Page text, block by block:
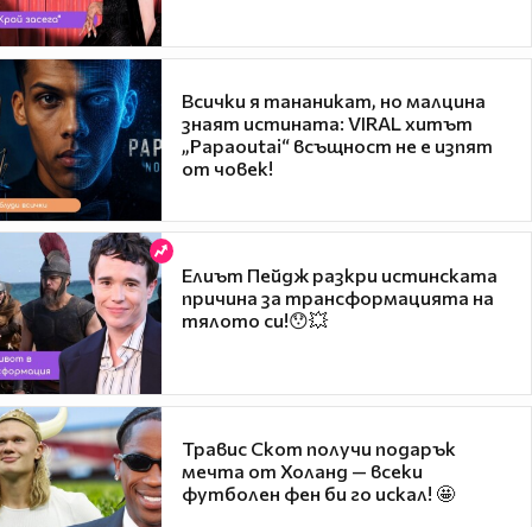
Всички я тананикат, но малцина
знаят истината: VIRAL хитът
„Papaoutai“ всъщност не е изпят
от човек!
Елиът Пейдж разкри истинската
причина за трансформацията на
тялото си!😯💥
Травис Скот получи подарък
мечта от Холанд — всеки
футболен фен би го искал! 🤩